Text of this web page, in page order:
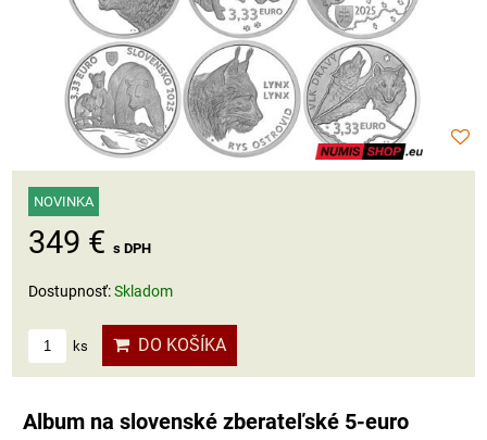
NOVINKA
349 € s DPH
Dostupnosť:Skladom
ks DO KOŠÍKA
Album na slovenské zberateľské 5-euro